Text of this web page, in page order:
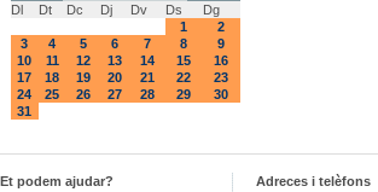
Dl
Dt Dc Dj Dv Ds
Dg
1
2
3
4 5 6 7 8
9
10
11 12 13 14 15
16
17
18 19 20 21 22
23
24
25 26 27 28 29
30
31
Et podem ajudar?
Adreces i telèfons